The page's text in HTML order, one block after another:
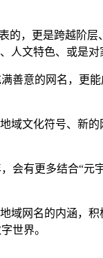
，更是跨越阶层
人文特色、或是对
善意的网名，更
域文化符号、新
会有更多结合“元
域网名的内涵，
世界。